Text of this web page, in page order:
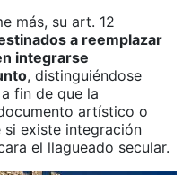
más, su art. 12
a reemplazar
integrarse
, distinguiéndose
fin de que la
artístico o
si existe integración
el llagueado secular.